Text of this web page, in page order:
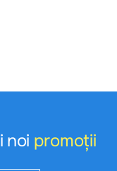
noi promoții